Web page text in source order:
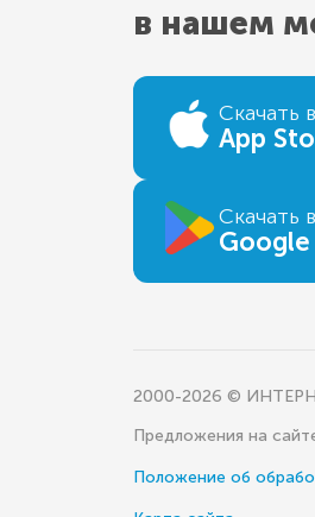
в нашем
Скачать в
App
Скачать в
2000-2026 ©
Предложения на
Положение об